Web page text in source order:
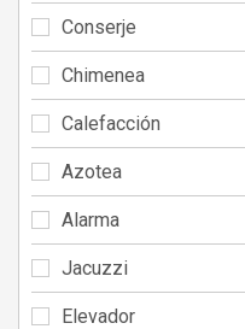
Conserje
Chimenea
Calefacción
Azotea
Alarma
Jacuzzi
Elevador